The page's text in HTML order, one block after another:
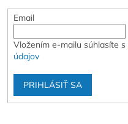
Email
Vložením e-mailu súhlasíte s
údajov
PRIHLÁSIŤ SA